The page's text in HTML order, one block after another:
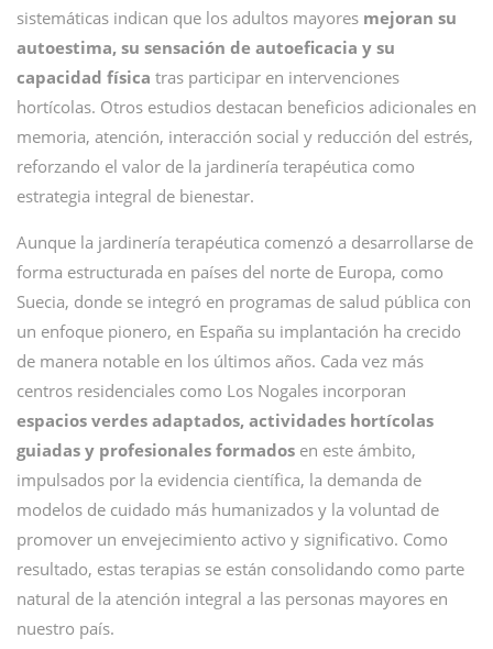
sistemáticas indican que los adultos mayores mejoran su
autoestima, su sensación de autoeficacia y su
capacidad física tras participar en intervenciones
hortícolas. Otros estudios destacan beneficios adicionales en
memoria, atención, interacción social y reducción del estrés,
reforzando el valor de la jardinería terapéutica como
estrategia integral de bienestar.
Aunque la jardinería terapéutica comenzó a desarrollarse de
forma estructurada en países del norte de Europa, como
Suecia, donde se integró en programas de salud pública con
un enfoque pionero, en España su implantación ha crecido
de manera notable en los últimos años. Cada vez más
centros residenciales como Los Nogales incorporan
espacios verdes adaptados, actividades hortícolas
guiadas y profesionales formados en este ámbito,
impulsados por la evidencia científica, la demanda de
modelos de cuidado más humanizados y la voluntad de
promover un envejecimiento activo y significativo. Como
resultado, estas terapias se están consolidando como parte
natural de la atención integral a las personas mayores en
nuestro país.